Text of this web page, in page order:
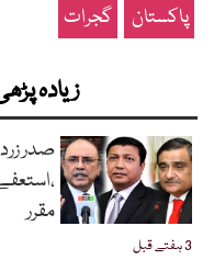
پاکستان گجرات
زیادہ
3 ہفتے قبل
صدر
مقرر